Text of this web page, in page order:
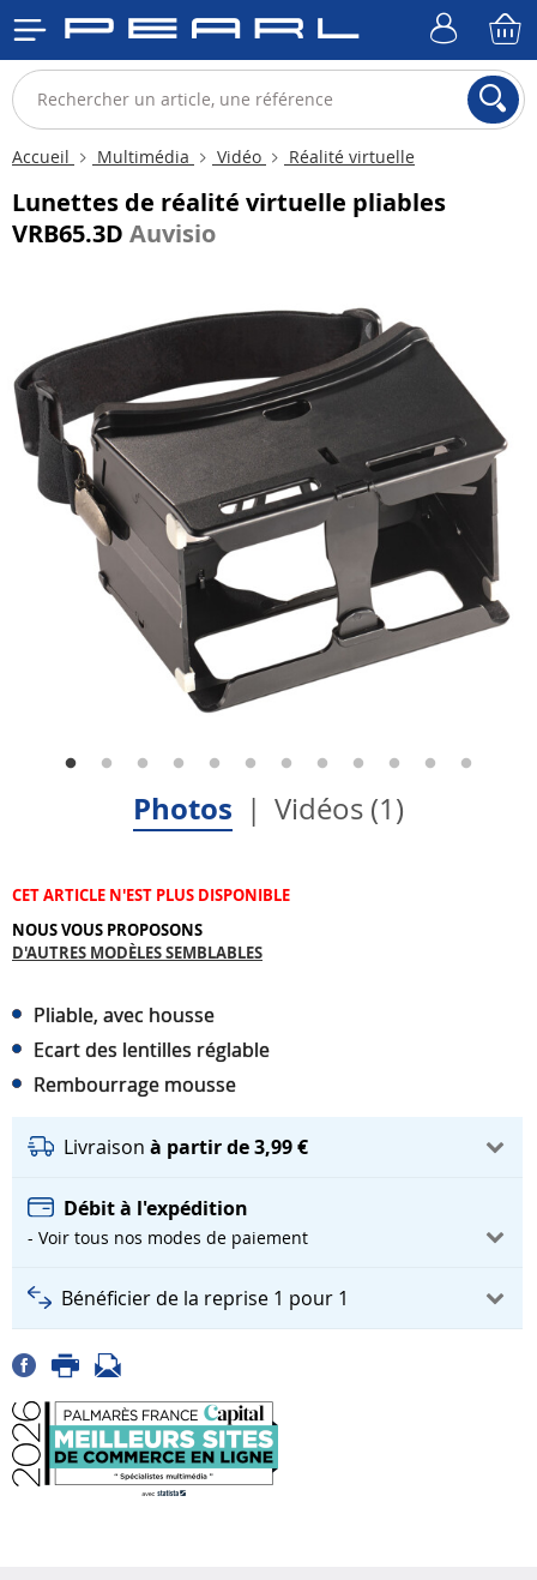
Accueil Multimédia Vidéo Réalité virtuelle
Lunettes de réalité virtuelle pliables
VRB65.3D Auvisio
Photos Vidéos (1)
CET ARTICLE N'EST PLUS DISPONIBLE
NOUS VOUS PROPOSONS
D'AUTRES MODÈLES SEMBLABLES
Pliable, avec housse
Ecart des lentilles réglable
Rembourrage mousse
Livraison à partir de 3,99 €
Débit à l'expédition
- Voir tous nos modes de paiement
Bénéficier de la reprise 1 pour 1